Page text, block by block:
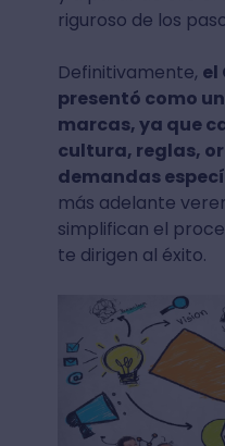
riguroso de los
Definitivamente, el
presentó como
marcas, ya que
cultura, reglas,
demandas
más adelante
simplifican el
te dirigen al éxito.